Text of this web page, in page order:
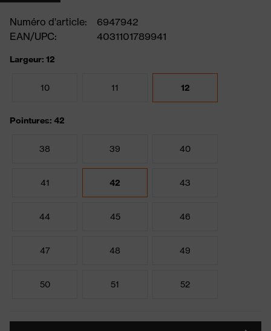
Numéro d'article:
6947942
EAN/UPC:
4031101789941
Largeur: 12
10 11 12
Pointures: 42
38 39 40
41 42 43
44 45 46
47 48 49
50 51 52